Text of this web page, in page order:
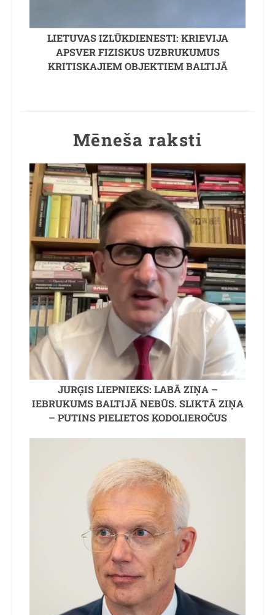
LIETUVAS IZLŪKDIENESTI: KRIEVIJA
APSVER FIZISKUS UZBRUKUMUS
KRITISKAJIEM OBJEKTIEM BALTIJĀ
Mēneša raksti
JURĢIS LIEPNIEKS: LABĀ ZIŅA –
IEBRUKUMS BALTIJĀ NEBŪS. SLIKTĀ ZIŅA
– PUTINS PIELIETOS KODOLIEROČUS